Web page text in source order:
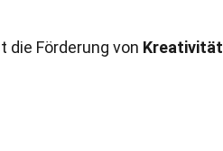
die Förderung von Kreativität